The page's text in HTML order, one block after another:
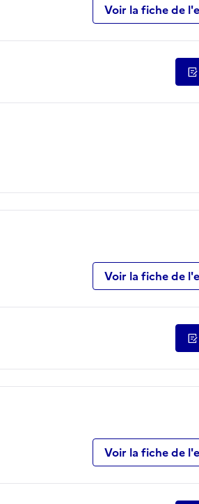
Voir la fiche de
Voir la fiche de
Voir la fiche de